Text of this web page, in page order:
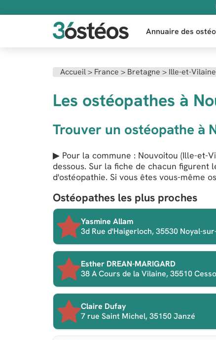
Annuaire des
Accueil> France > Bretagne > Ille-et-Vilaine
Les ostéopathes à
Trouver un ostéopathe à
▶ Pour la commune : Nouvoitou (Ille-et-
dessous. Sur la fiche de chacun
d'ostéopathie. Si vous êtes vous-même
Ostéopathes les plus proches
Yasmine Allam
3d Rue d'Haigerloch, 35530 Noyal-
Esther DREAN-MARIGARD
38 A Cours de la Vilaine, 35510
Claire Dufay
7 rue Saint Michel, 35150 Janzé